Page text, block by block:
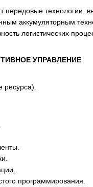
передовые технологии,
аккумуляторным
логистических
УПРАВЛЕНИЕ
ресурса).
программирования.